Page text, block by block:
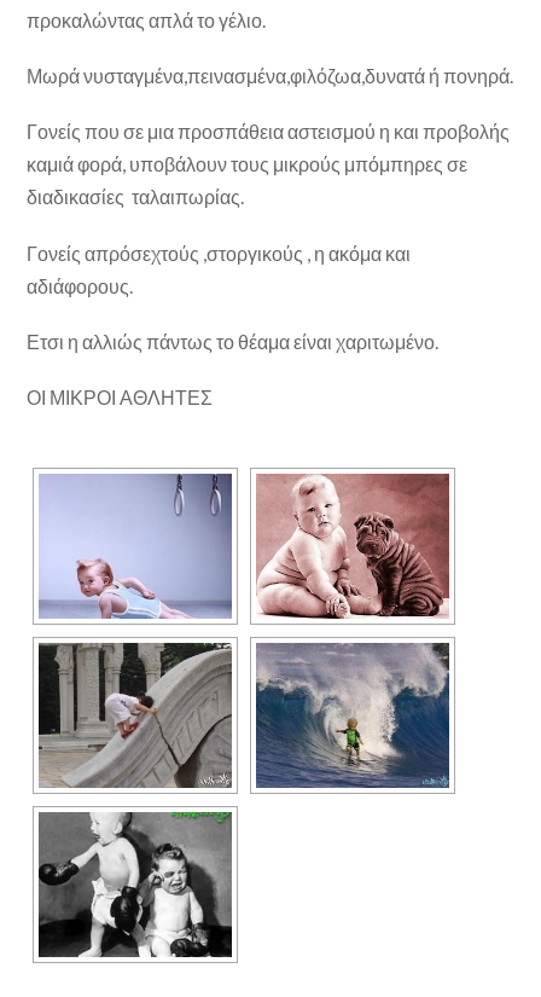
προκαλώντας απλά το γέλιο.
Μωρά νυσταγμένα,πεινασμένα,φιλόζωα,δυνατά ή πονηρά.
Γονείς που σε μια προσπάθεια αστεισμού η και προβολής
καμιά φορά, υποβάλουν τους μικρούς μπόμπηρες σε
διαδικασίες ταλαιπωρίας.
Γονείς απρόσεχτούς ,στοργικούς , η ακόμα και
αδιάφορους.
Ετσι η αλλιώς πάντως το θέαμα είναι χαριτωμένο.
ΟΙ ΜΙΚΡΟΙ ΑΘΛΗΤΕΣ